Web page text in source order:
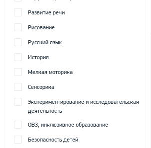
Развитие речи
Рисование
Русский язык
История
Мелкая моторика
Сенсорика
Экспериментирование и исследовательская
деятельность
ОВЗ, инклюзивное образование
Безопасность детей